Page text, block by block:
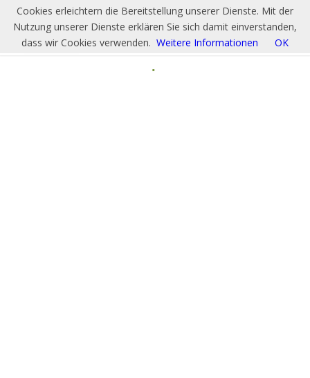
Cookies erleichtern die Bereitstellung unserer Dienste. Mit der
Nutzung unserer Dienste erklären Sie sich damit einverstanden,
dass wir Cookies verwenden. Weitere Informationen OK